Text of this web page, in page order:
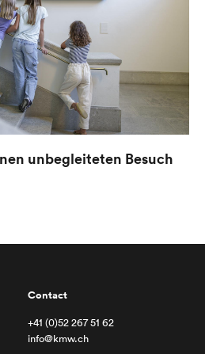
unbegleiteten Besuch
Contact
+41 (0)52 267 51 62
info@kmw.ch